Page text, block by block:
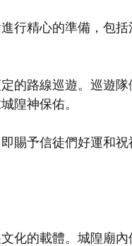
行精心的準備，包
的路線巡遊。巡遊
隍神保佑。
賜予信徒們好運和
化的載體。城隍廟內